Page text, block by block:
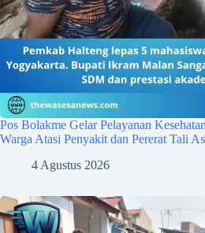
Pos Bolakme Gelar Pelayanan
Warga Atasi Penyakit dan Pererat Tali
4 Agustus 2026